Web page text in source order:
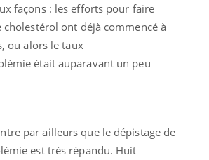
façons : les efforts pour faire
cholestérol ont déjà commencé à
ou alors le taux
était auparavant un peu
par ailleurs que le dépistage de
est très répandu. Huit